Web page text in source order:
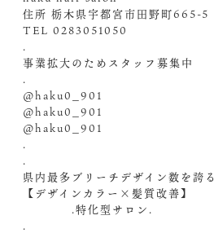
住所 栃木県宇都宮市田野町665-5
TEL 0283051050
.
事業拡大のためスタッフ募集中
.
@haku0_901
@haku0_901
@haku0_901
.
.
県内最多ブリーチデザイン数を誇る
【デザインカラー×髪質改善】
.特化型サロン.
.